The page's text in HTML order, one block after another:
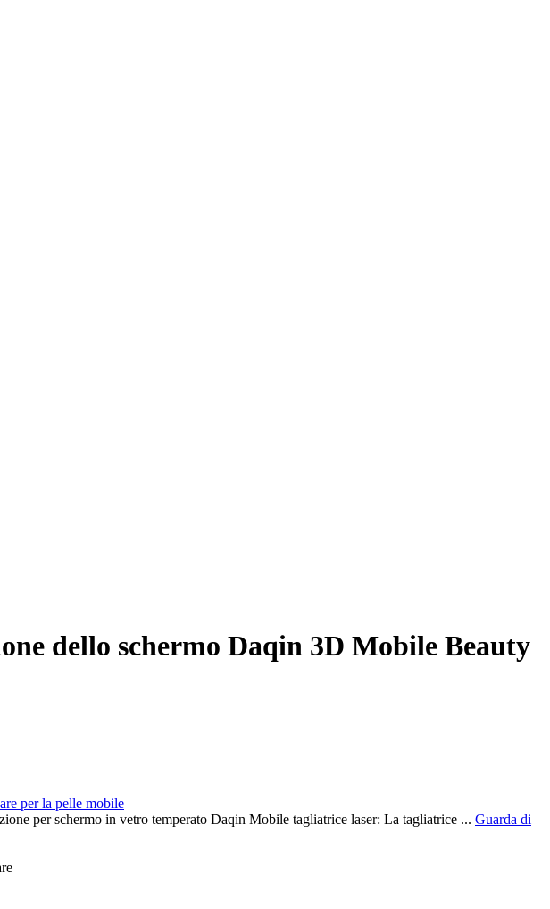
dello schermo Daqin 3D Mobile Beauty
per la pelle mobile
per schermo in vetro temperato Daqin Mobile tagliatrice laser: La tagliatrice ... Guarda di